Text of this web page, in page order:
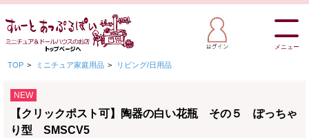
メニュー
TOP > ミニチュア家庭用品 > リビング/日用品
NEW
【クリックポスト可】陶器の白い花瓶 その５ ぽっちゃ
り型 SMSCV5